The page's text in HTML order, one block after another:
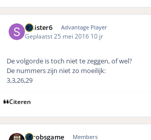
Sinister6 Advantage Player
Geplaatst 25 mei 2016 10 jr
De volgorde is toch niet te zeggen, of wel?
De nummers zijn niet zo moeilijk:
3,3,26,29
Citeren
eurobsgame Members